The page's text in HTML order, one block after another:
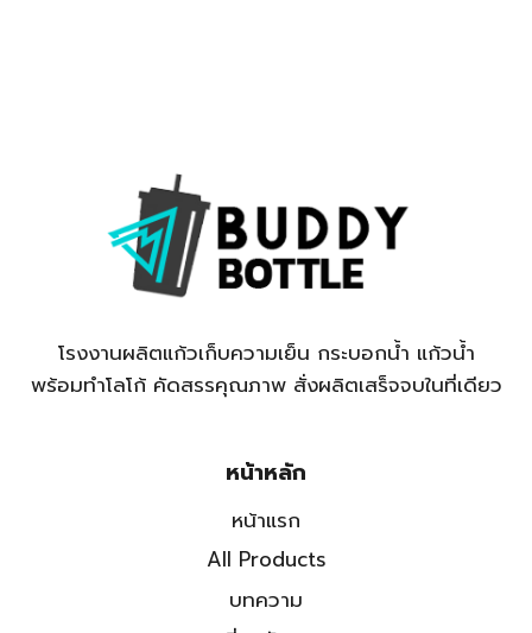
โรงงานผลิตแก้วเก็บความเย็น กระบอกน้ำ แก้วน้ำ
พร้อมทำโลโก้ คัดสรรคุณภาพ สั่งผลิตเสร็จจบในที่เดียว
หน้าหลัก
หน้าแรก
All Products
บทความ